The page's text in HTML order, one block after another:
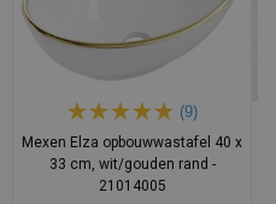
(9)
Mexen Elza opbouwwastafel 40 x
33 cm, wit/gouden rand -
21014005